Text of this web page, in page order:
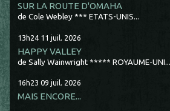
SUR LA ROUTE D'OMAHA
de Cole Webley *** ETATS-UNIS...
13h24 11 juil. 2026
HAPPY VALLEY
de Sally Wainwright ***** ROYAUME-UNI...
16h23 09 juil. 2026
MAIS ENCORE...